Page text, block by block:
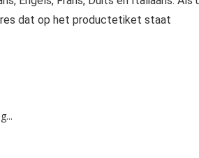
dat op het productetiket staat